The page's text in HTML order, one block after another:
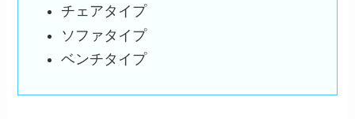
チェアタイプ
ソファタイプ
ベンチタイプ